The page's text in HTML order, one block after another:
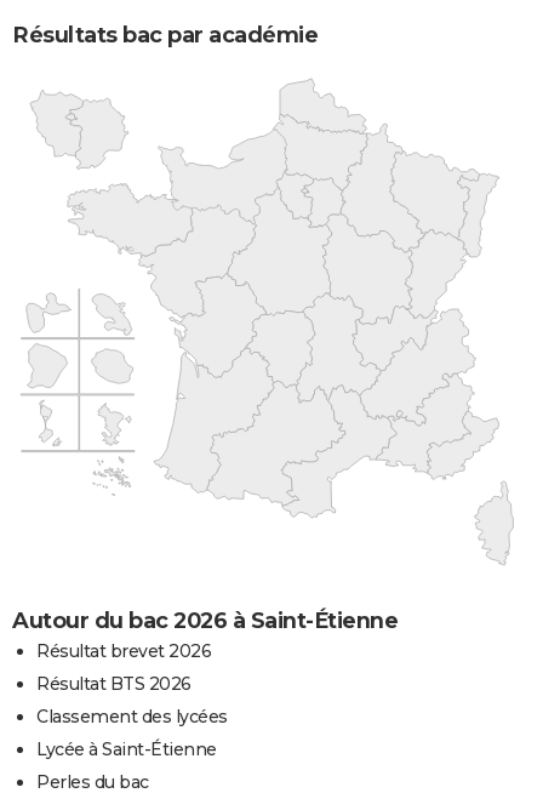
Résultats bac par académie
Autour du bac 2026 à Saint-Étienne
Résultat brevet 2026
Résultat BTS 2026
Classement des lycées
Lycée à Saint-Étienne
Perles du bac